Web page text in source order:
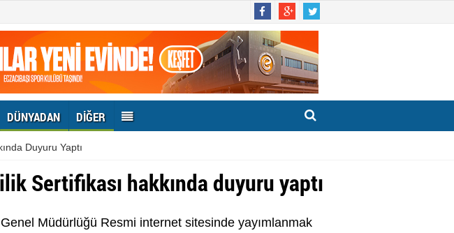
DÜNYADAN DIĞER
Duyuru Yaptı
Sertifikası hakkında duyuru yaptı
Müdürlüğü Resmi internet sitesinde yayımlanmak